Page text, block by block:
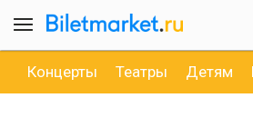
Концерты Театры Детям